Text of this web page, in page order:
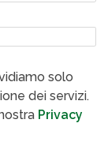
solo
dei servizi.
Privacy